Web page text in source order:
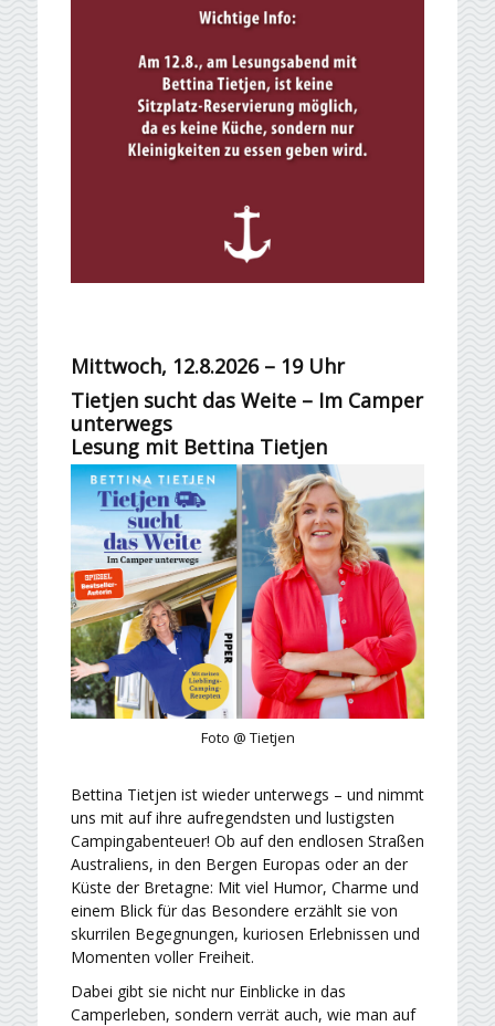
Mittwoch, 12.8.2026 – 19 Uhr
Tietjen sucht das Weite – Im Camper
unterwegs
Lesung mit Bettina Tietjen
Foto @ Tietjen
Bettina Tietjen ist wieder unterwegs – und nimmt
uns mit auf ihre aufregendsten und lustigsten
Campingabenteuer! Ob auf den endlosen Straßen
Australiens, in den Bergen Europas oder an der
Küste der Bretagne: Mit viel Humor, Charme und
einem Blick für das Besondere erzählt sie von
skurrilen Begegnungen, kuriosen Erlebnissen und
Momenten voller Freiheit.
Dabei gibt sie nicht nur Einblicke in das
Camperleben, sondern verrät auch, wie man auf